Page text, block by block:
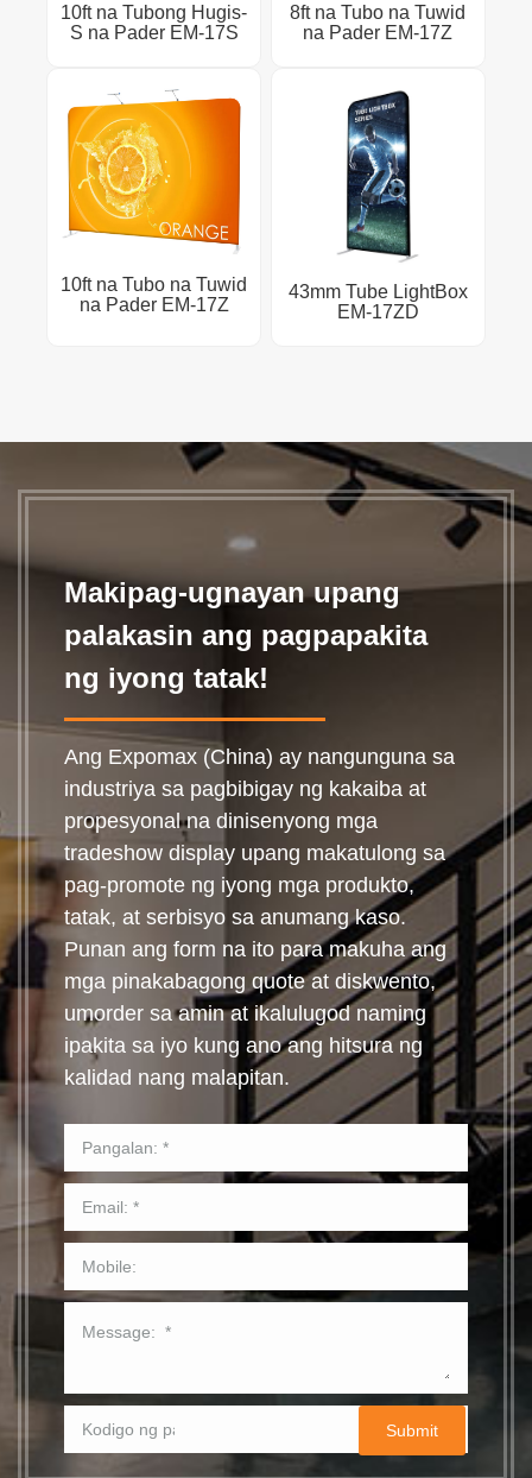
10ft na Tubong Hugis-
S na Pader EM-17S
8ft na Tubo na Tuwid
na Pader EM-17Z
10ft na Tubo na Tuwid
na Pader EM-17Z
43mm Tube LightBox
EM-17ZD
Makipag-ugnayan upang
palakasin ang pagpapakita
ng iyong tatak!
Ang Expomax (China) ay nangunguna sa
industriya sa pagbibigay ng kakaiba at
propesyonal na dinisenyong mga
tradeshow display upang makatulong sa
pag-promote ng iyong mga produkto,
tatak, at serbisyo sa anumang kaso.
Punan ang form na ito para makuha ang
mga pinakabagong quote at diskwento,
umorder sa amin at ikalulugod naming
ipakita sa iyo kung ano ang hitsura ng
kalidad nang malapitan.